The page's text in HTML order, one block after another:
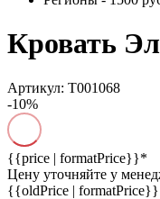
Кровать
Артикул: Т001068
-10%
{{price | formatPrice}}*
Цену уточняйте у
{{oldPrice | formatPrice}}